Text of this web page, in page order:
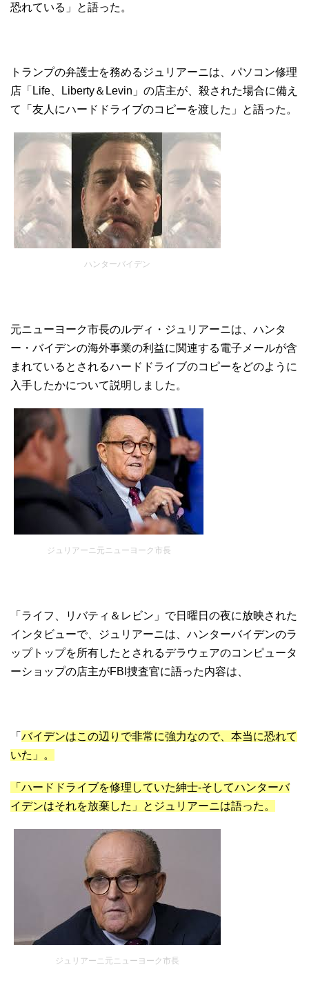
恐れている」と語った。
トランプの弁護士を務めるジュリアーニは、パソコン修理
店「Life、Liberty＆Levin」の店主が、殺された場合に備え
て「友人にハードドライブのコピーを渡した」と語った。
ハンターバイデン
元ニューヨーク市長のルディ・ジュリアーニは、ハンタ
ー・バイデンの海外事業の利益に関連する電子メールが含
まれているとされるハードドライブのコピーをどのように
入手したかについて説明しました。
ジュリアーニ元ニューヨーク市長
「ライフ、リバティ＆レビン」で日曜日の夜に放映された
インタビューで、ジュリアーニは、ハンターバイデンのラ
ップトップを所有したとされるデラウェアのコンピュータ
ーショップの店主がFBI捜査官に語った内容は、
「 バイデンはこの辺りで非常に強力なので、本当に恐れて
いた」。
「ハードドライブを修理していた紳士-そしてハンターバ
イデンはそれを放棄した」とジュリアーニは語った。
ジュリアーニ元ニューヨーク市長